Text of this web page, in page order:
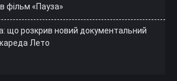
фільм «Пауза»
що розкрив новий документальний
Лето